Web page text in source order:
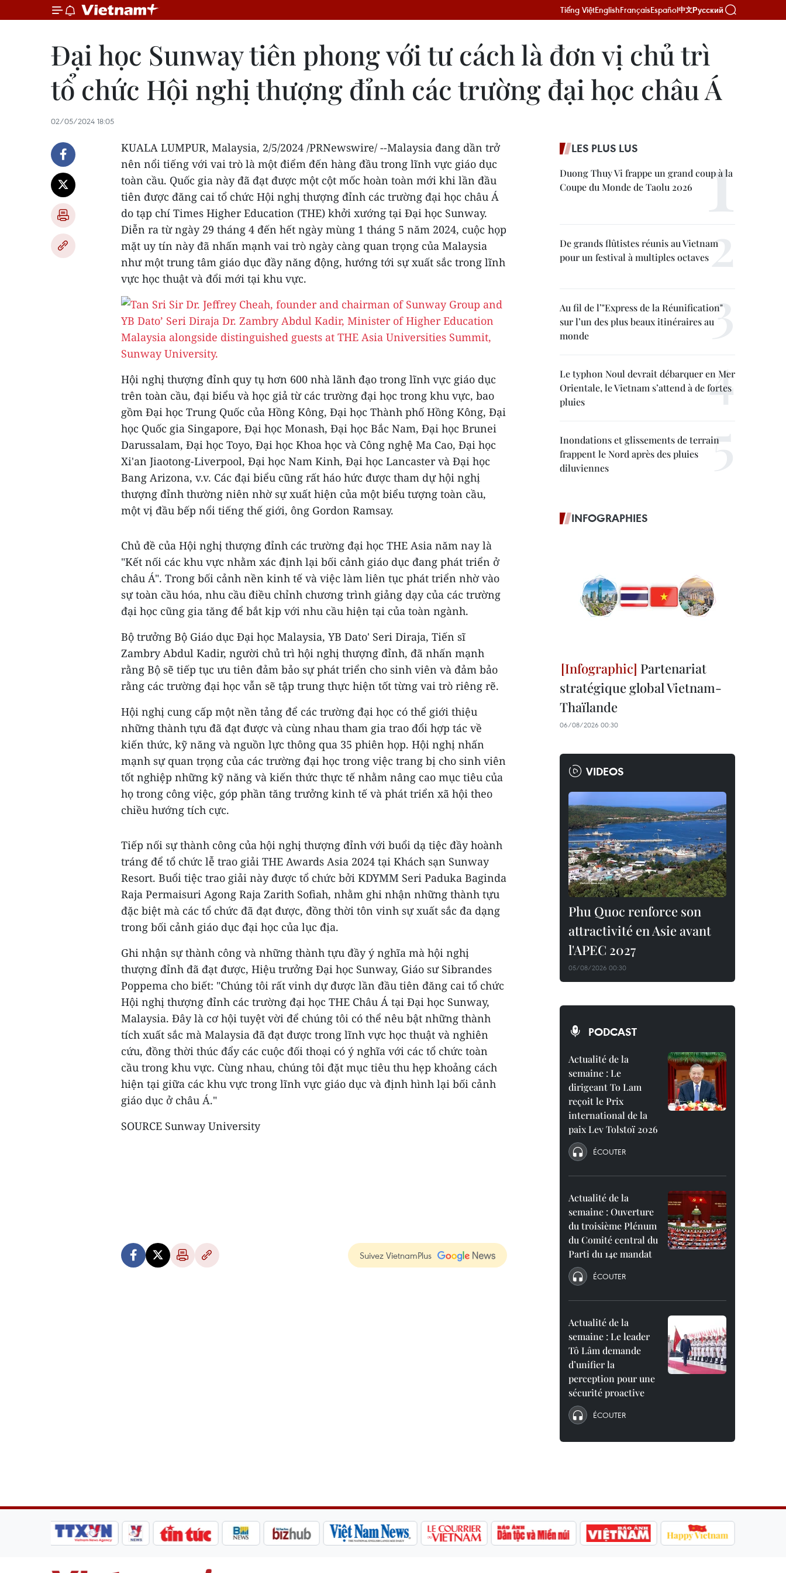
Tiếng ViệtEnglishFrançaisEspañol中文Русский
Đại học Sunway tiên phong với tư cách là đơn vị chủ trì
tổ chức Hội nghị thượng đỉnh các trường đại học châu Á
02/05/2024 18:05
KUALA LUMPUR, Malaysia, 2/5/2024 /PRNewswire/ --Malaysia đang dần trở
nên nổi tiếng với vai trò là một điểm đến hàng đầu trong lĩnh vực giáo dục
toàn cầu. Quốc gia này đã đạt được một cột mốc hoàn toàn mới khi lần đầu
tiên được đăng cai tổ chức Hội nghị thượng đỉnh các trường đại học châu Á
do tạp chí Times Higher Education (THE) khởi xướng tại Đại học Sunway.
Diễn ra từ ngày 29 tháng 4 đến hết ngày mùng 1 tháng 5 năm 2024, cuộc họp
mặt uy tín này đã nhấn mạnh vai trò ngày càng quan trọng của Malaysia
như một trung tâm giáo dục đầy năng động, hướng tới sự xuất sắc trong lĩnh
vực học thuật và đổi mới tại khu vực.
Hội nghị thượng đỉnh quy tụ hơn 600 nhà lãnh đạo trong lĩnh vực giáo dục
trên toàn cầu, đại biểu và học giả từ các trường đại học trong khu vực, bao
gồm Đại học Trung Quốc của Hồng Kông, Đại học Thành phố Hồng Kông, Đại
học Quốc gia Singapore, Đại học Monash, Đại học Bắc Nam, Đại học Brunei
Darussalam, Đại học Toyo, Đại học Khoa học và Công nghệ Ma Cao, Đại học
Xi'an Jiaotong-Liverpool, Đại học Nam Kinh, Đại học Lancaster và Đại học
Bang Arizona, v.v. Các đại biểu cũng rất háo hức được tham dự hội nghị
thượng đỉnh thường niên nhờ sự xuất hiện của một biểu tượng toàn cầu,
một vị đầu bếp nổi tiếng thế giới, ông Gordon Ramsay.
Chủ đề của Hội nghị thượng đỉnh các trường đại học THE Asia năm nay là
"Kết nối các khu vực nhằm xác định lại bối cảnh giáo dục đang phát triển ở
châu Á". Trong bối cảnh nền kinh tế và việc làm liên tục phát triển nhờ vào
sự toàn cầu hóa, nhu cầu điều chỉnh chương trình giảng dạy của các trường
đại học cũng gia tăng để bắt kịp với nhu cầu hiện tại của toàn ngành.
Bộ trưởng Bộ Giáo dục Đại học Malaysia, YB Dato' Seri Diraja, Tiến sĩ
Zambry Abdul Kadir, người chủ trì hội nghị thượng đỉnh, đã nhấn mạnh
rằng Bộ sẽ tiếp tục ưu tiên đảm bảo sự phát triển cho sinh viên và đảm bảo
rằng các trường đại học vẫn sẽ tập trung thực hiện tốt từng vai trò riêng rẽ.
Hội nghị cung cấp một nền tảng để các trường đại học có thể giới thiệu
những thành tựu đã đạt được và cùng nhau tham gia trao đổi hợp tác về
kiến thức, kỹ năng và nguồn lực thông qua 35 phiên họp. Hội nghị nhấn
mạnh sự quan trọng của các trường đại học trong việc trang bị cho sinh viên
tốt nghiệp những kỹ năng và kiến thức thực tế nhằm nâng cao mục tiêu của
họ trong công việc, góp phần tăng trưởng kinh tế và phát triển xã hội theo
chiều hướng tích cực.
Tiếp nối sự thành công của hội nghị thượng đỉnh với buổi dạ tiệc đầy hoành
tráng để tổ chức lễ trao giải THE Awards Asia 2024 tại Khách sạn Sunway
Resort. Buổi tiệc trao giải này được tổ chức bởi KDYMM Seri Paduka Baginda
Raja Permaisuri Agong Raja Zarith Sofiah, nhằm ghi nhận những thành tựu
đặc biệt mà các tổ chức đã đạt được, đồng thời tôn vinh sự xuất sắc đa dạng
trong bối cảnh giáo dục đại học của lục địa.
Ghi nhận sự thành công và những thành tựu đầy ý nghĩa mà hội nghị
thượng đỉnh đã đạt được, Hiệu trưởng Đại học Sunway, Giáo sư Sibrandes
Poppema cho biết: "Chúng tôi rất vinh dự được lần đầu tiên đăng cai tổ chức
Hội nghị thượng đỉnh các trường đại học THE Châu Á tại Đại học Sunway,
Malaysia. Đây là cơ hội tuyệt vời để chúng tôi có thể nêu bật những thành
tích xuất sắc mà Malaysia đã đạt được trong lĩnh vực học thuật và nghiên
cứu, đồng thời thúc đẩy các cuộc đối thoại có ý nghĩa với các tổ chức toàn
cầu trong khu vực. Cùng nhau, chúng tôi đặt mục tiêu thu hẹp khoảng cách
hiện tại giữa các khu vực trong lĩnh vực giáo dục và định hình lại bối cảnh
giáo dục ở châu Á."
SOURCE Sunway University
Suivez VietnamPlus
LES PLUS LUS
Duong Thuy Vi frappe un grand coup à la
Coupe du Monde de Taolu 2026
De grands flûtistes réunis au Vietnam
pour un festival à multiples octaves
Au fil de l’"Express de la Réunification"
sur l’un des plus beaux itinéraires au
monde
Le typhon Noul devrait débarquer en Mer
Orientale, le Vietnam s’attend à de fortes
pluies
Inondations et glissements de terrain
frappent le Nord après des pluies
diluviennes
INFOGRAPHIES
Partenariat
stratégique global Vietnam-
Thaïlande
06/08/2026 00:30
VIDEOS
Phu Quoc renforce son
attractivité en Asie avant
l'APEC 2027
05/08/2026 00:30
PODCAST
Actualité de la
semaine : Le
dirigeant To Lam
reçoit le Prix
international de la
paix Lev Tolstoï 2026
ÉCOUTER
Actualité de la
semaine : Ouverture
du troisième Plénum
du Comité central du
Parti du 14e mandat
ÉCOUTER
Actualité de la
semaine : Le leader
Tô Lâm demande
d’unifier la
perception pour une
sécurité proactive
ÉCOUTER